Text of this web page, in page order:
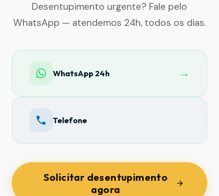
Desentupimento urgente? Fale pelo
WhatsApp — atendemos 24h, todos os dias.
WhatsApp 24h →
Telefone
Solicitar desentupimento
agora